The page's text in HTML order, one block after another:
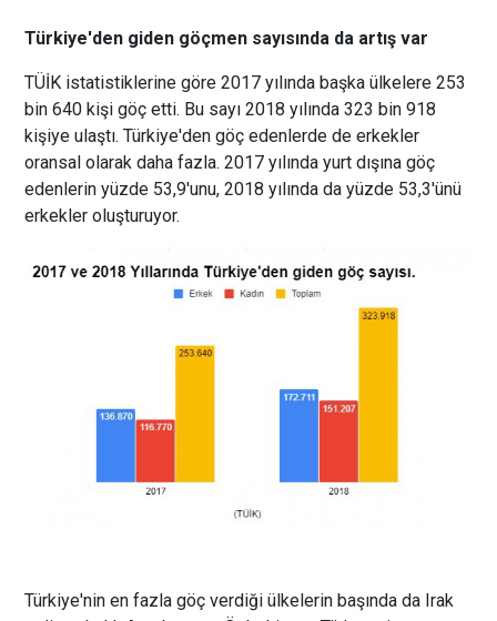
Türkiye'den giden göçmen sayısında da artış var
TÜİK istatistiklerine göre 2017 yılında başka ülkelere 253
bin 640 kişi göç etti. Bu sayı 2018 yılında 323 bin 918
kişiye ulaştı. Türkiye'den göç edenlerde de erkekler
oransal olarak daha fazla. 2017 yılında yurt dışına göç
edenlerin yüzde 53,9'unu, 2018 yılında da yüzde 53,3'ünü
erkekler oluşturuyor.
Türkiye'nin en fazla göç verdiği ülkelerin başında da Irak